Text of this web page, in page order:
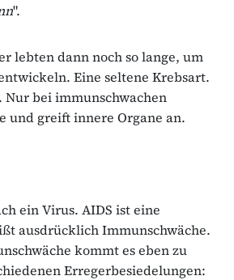
".
lebten dann noch so lange, um
Eine seltene Krebsart.
bei immunschwachen
und greift innere Organe an.
ein Virus. AIDS ist eine
ausdrücklich Immunschwäche.
kommt es eben zu
Erregerbesiedelungen: